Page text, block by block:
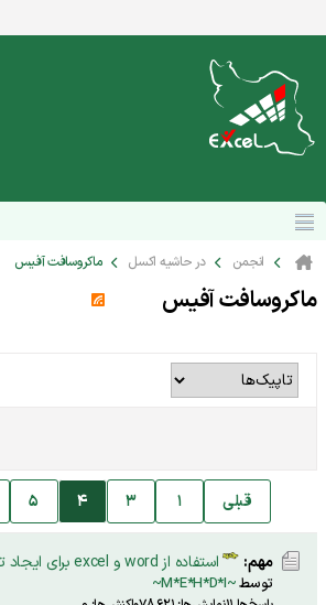
انجمن در حاشیه اکسل ماکروسافت آفیس
ماکروسافت آفیس
قبلی 1
3
4
5
مهم: استفاده از word و excel برای ایجاد تعداد زیادی فرم
توسط~M*E*H*D*I~